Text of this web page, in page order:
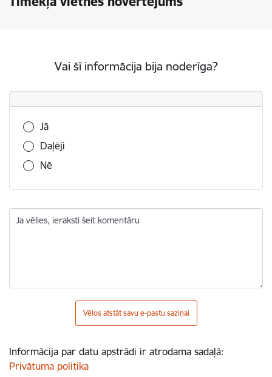
Vai šī informācija bija noderīga?
Vai šī informācija bija noderīga?
Jā
Daļēji
Nē
Ja vēlies, ieraksti šeit komentāru
Vēlos atstāt savu e-pastu saziņai
Informācija par datu apstrādi ir atrodama sadaļā:
Privātuma politika